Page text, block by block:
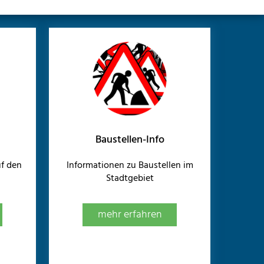
den
Baustellen-Info
Informationen zu Baustellen im
Stadtgebiet
mehr erfahren